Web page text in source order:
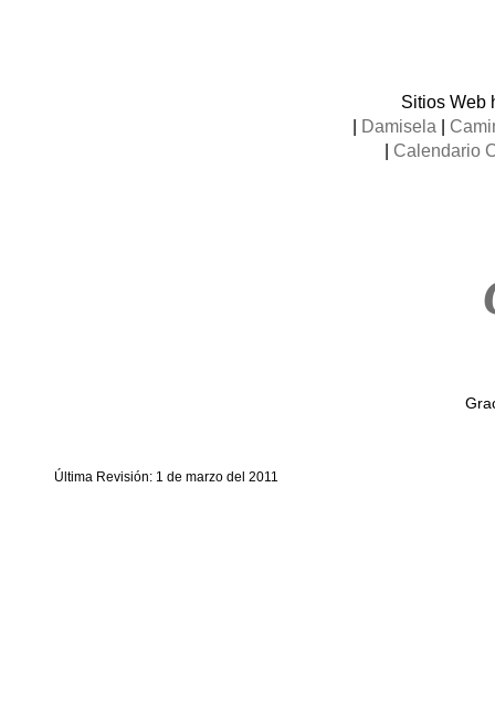
Sitios Web
Damisela
Calendario
Última Revisión: 1 de marzo del 2011